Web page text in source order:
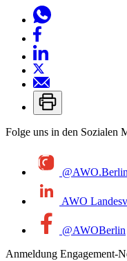
Folge uns in den Sozialen
@AWO.Berlin
AWO
@AWOBerlin
Anmeldung Engagement-